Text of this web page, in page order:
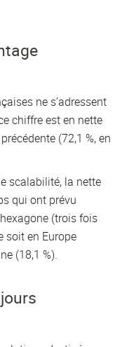
ne s’adressent
chiffre est en nette
(72,1 %, en
scalabilité, la nette
qui ont prévu
(trois fois
soit en Europe
(18,1 %).